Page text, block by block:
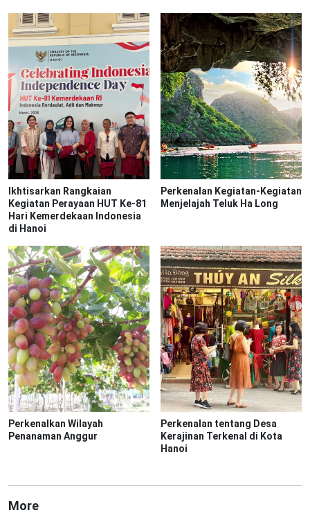
Ikhtisarkan Rangkaian
Kegiatan Perayaan HUT Ke-81
Hari Kemerdekaan Indonesia
di Hanoi
Perkenalan Kegiatan-Kegiatan
Menjelajah Teluk Ha Long
Perkenalkan Wilayah
Penanaman Anggur
Perkenalan tentang Desa
Kerajinan Terkenal di Kota
Hanoi
More